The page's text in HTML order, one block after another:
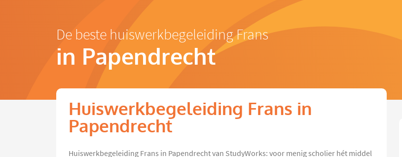
De beste huiswerkbegeleiding Frans
in Papendrecht
Huiswerkbegeleiding Frans in
Papendrecht
Huiswerkbegeleiding Frans in Papendrecht van StudyWorks: voor menig scholier hét middel